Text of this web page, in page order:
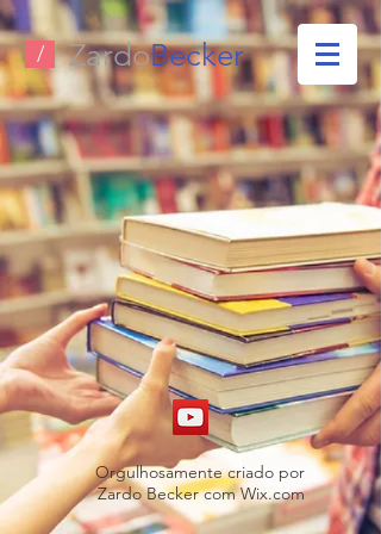
ZardoBecker
/
Orgulhosamente criado por
Zardo Becker com Wix.com